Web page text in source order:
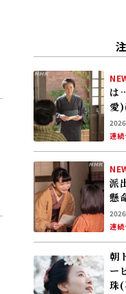
は
愛)
看
な
た
連続
派
懸
そ
潟
連続
朝
ー
珠(